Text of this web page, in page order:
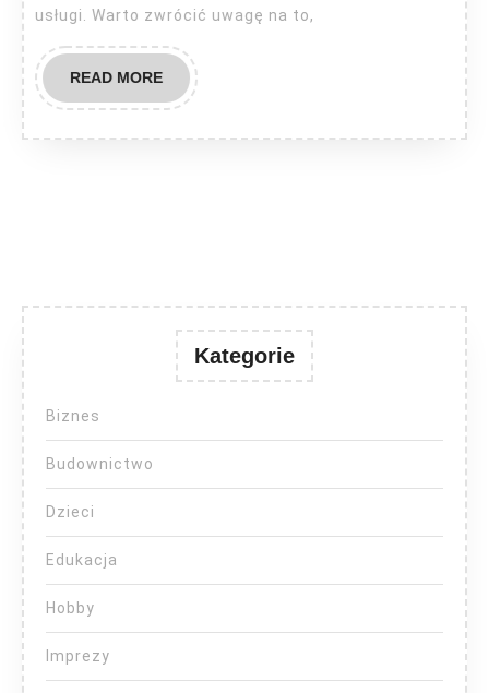
usługi. Warto zwrócić uwagę na to,
READ MOREREAD
MORE
Kategorie
Biznes
Budownictwo
Dzieci
Edukacja
Hobby
Imprezy